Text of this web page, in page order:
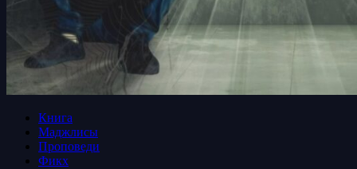
Книга
Маджлисы
Проповеди
Фикх